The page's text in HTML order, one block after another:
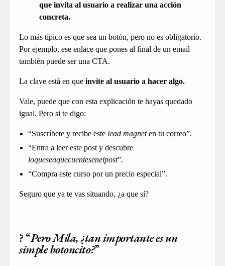
que invita al usuario a realizar una acción
concreta.
Lo más típico es que sea un botón, pero no es obligatorio.
Por ejemplo, ese enlace que pones al final de un email
también puede ser una CTA.
La clave está en que invite al usuario a hacer algo.
Vale, puede que con esta explicación te hayas quedado
igual. Pero si te digo:
“Suscríbete y recibe este lead magneten tu correo”.
“Entra a leer este post y descubre
loqueseaquecuentesenelpost”.
“Compra este curso por un precio especial”.
Seguro que ya te vas situando, ¿a que sí?
? “Pero Mila, ¿tan importante es un
simple botoncito?”